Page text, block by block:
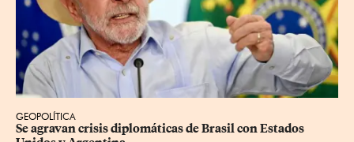
GEOPOLÍTICA
Se agravan crisis diplomáticas de Brasil con Estados